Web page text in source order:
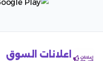
اعلانات السوق